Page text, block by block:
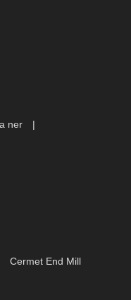
ner
Cermet End Mill